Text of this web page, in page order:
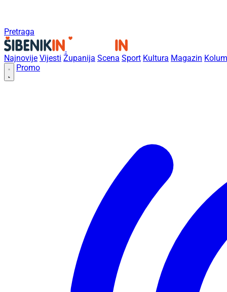
Pretraga
Najnovije Vijesti Županija Scena Sport Kultura Magazin
Promo